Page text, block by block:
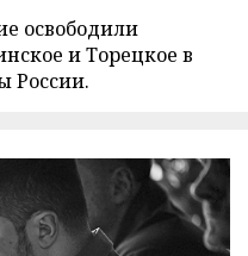
освободили
и Торецкое в
России.